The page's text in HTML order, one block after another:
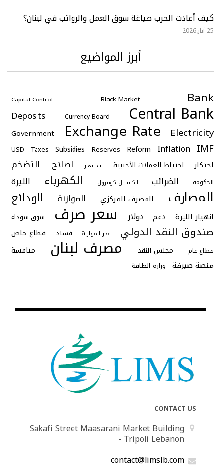
كيف أعادت الحرب صياغة سوق العمل والرواتب في لبنان؟
25 أيار,2026
أبرز المواضيع
Bank
Black Market
Capital Control
Central Bank
Currency Board
Deposits
Electricity
Exchange Rate
Government
IMF
Inflation
Reform
Reserves
Subsidies
Taxes
USD
احتكار احتياط العملات الأجنبية استثمار اصلاح التضخم
الحكومة الضرائب الكابيتال كونترول الكهرباء الليرة
المصارف المصرف المركزي الموازنة الودائع
انهيار الليرة دعم دولار سعر صرف سوق سوداء
صندوق النقد الدولي عجز الموازنة فساد قطاع خاص
قطاع عام مجلس النقد مصرف لبنان منافسة
منصة صيرفة وزارة الطاقة
CONTACT US
Sakafi Street Maasarani Market Building
- Tripoli Lebanon
contact@limslb.com